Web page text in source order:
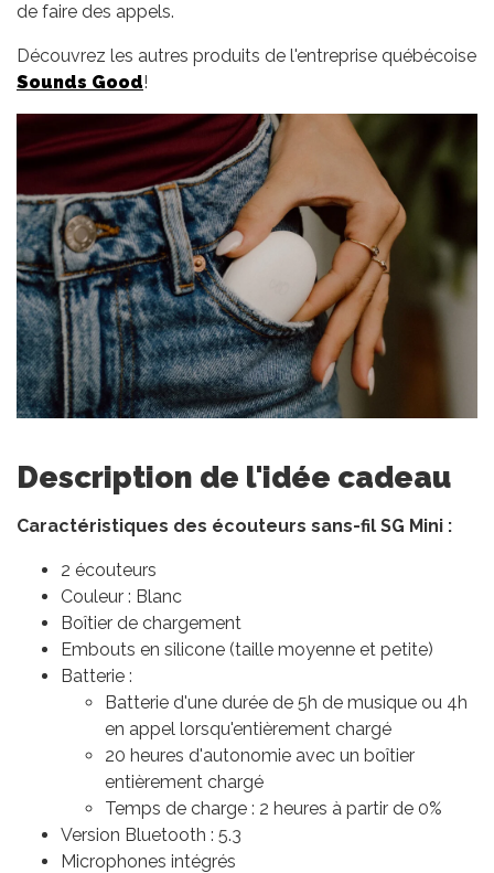
de faire des appels.
Découvrez les autres produits de l'entreprise québécoise
Sounds Good!
Description de l'idée cadeau
Caractéristiques des écouteurs sans-fil SG Mini :
2 écouteurs
Couleur : Blanc
Boîtier de chargement
Embouts en silicone (taille moyenne et petite)
Batterie :
Batterie d'une durée de 5h de musique ou 4h
en appel lorsqu'entièrement chargé
20 heures d'autonomie avec un boîtier
entièrement chargé
Temps de charge : 2 heures à partir de 0%
Version Bluetooth : 5.3
Microphones intégrés